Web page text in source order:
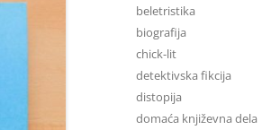
beletristika
biografija
chick-lit
detektivska fikcija
distopija
domaća književna dela